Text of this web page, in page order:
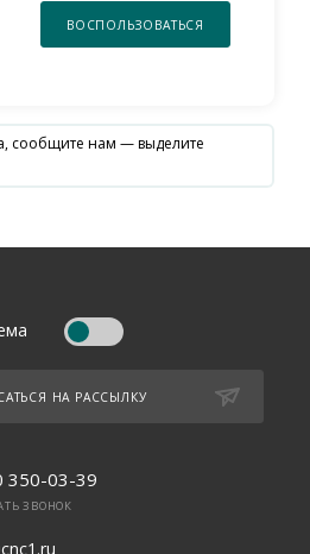
ВОСПОЛЬЗОВАТЬСЯ
сообщите нам — выделите
НА РАССЫЛКУ
350-03-39
ЗВОНОК